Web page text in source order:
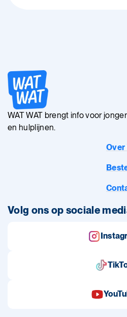
WAT WAT brengt info voor
en hulplijnen.
Over
Volg ons op sociale